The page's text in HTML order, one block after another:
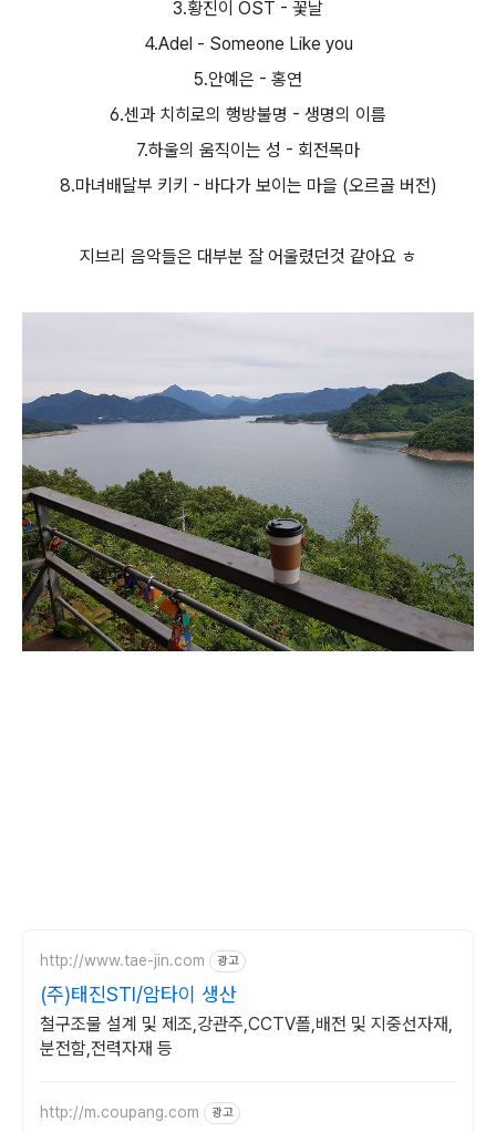
3.황진이 OST - 꽃날
4.Adel - Someone Like you
5.안예은 - 홍연
6.센과 치히로의 행방불명 - 생명의 이름
7.하울의 움직이는 성 - 회전목마
8.마녀배달부 키키 - 바다가 보이는 마을 (오르골 버전)
지브리 음악들은 대부분 잘 어울렸던것 같아요 ㅎ
http://www.tae-jin.com 광고
(주)태진STI/암타이 생산
철구조물 설계 및 제조,강관주,CCTV폴,배전 및 지중선자재,
분전함,전력자재 등
http://m.coupang.com 광고